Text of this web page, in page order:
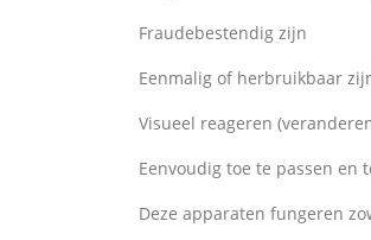
Fraudebestendig zijn
Eenmalig of herbruikbaar
Visueel reageren
Eenvoudig toe te passen en
Deze apparaten fungeren